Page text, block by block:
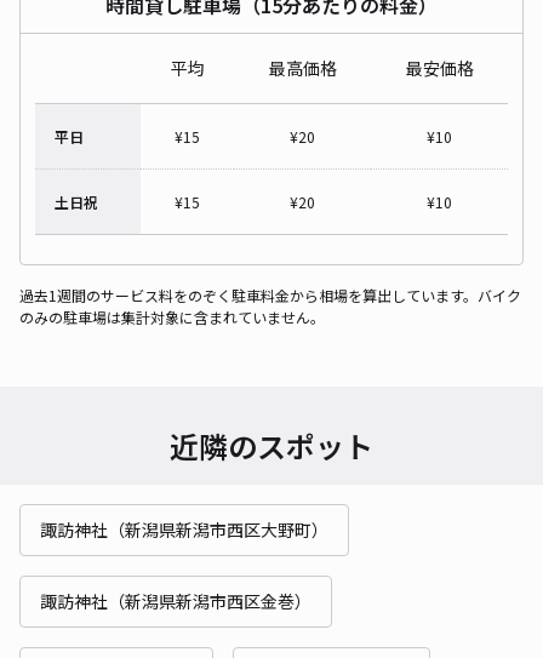
平均 最高価格 最安価格
平日 ¥15 ¥20 ¥10
土日祝 ¥15 ¥20 ¥10
過去1週間のサービス料をのぞく駐車料金から相場を算出しています。バイク
のみの駐車場は集計対象に含まれていません。
近隣のスポット
諏訪神社（新潟県新潟市西区大野町）
諏訪神社（新潟県新潟市西区金巻）